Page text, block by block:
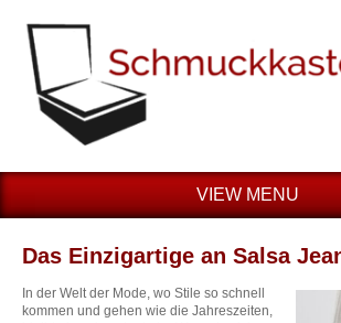
VIEW MENU
Das Einzigartige an Salsa
In der Welt der Mode, wo Stile so schnell
kommen und gehen wie die Jahreszeiten,